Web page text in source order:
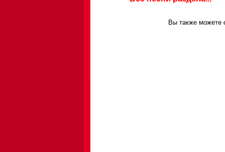
Вы также можете